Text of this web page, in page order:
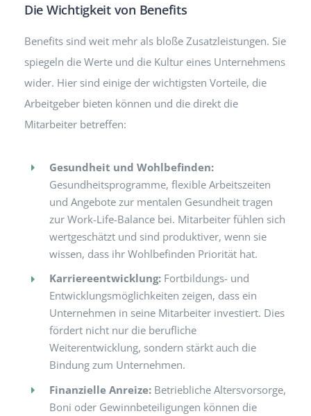
Die Wichtigkeit von Benefits
Benefits sind weit mehr als bloße Zusatzleistungen. Sie
spiegeln die Werte und die Kultur eines Unternehmens
wider. Hier sind einige der wichtigsten Vorteile, die
Arbeitgeber bieten können und die direkt die
Mitarbeiter betreffen:
Gesundheit und Wohlbefinden:
Gesundheitsprogramme, flexible Arbeitszeiten
und Angebote zur mentalen Gesundheit tragen
zur Work-Life-Balance bei. Mitarbeiter fühlen sich
wertgeschätzt und sind produktiver, wenn sie
wissen, dass ihr Wohlbefinden Priorität hat.
Karriereentwicklung:Fortbildungs- und
Entwicklungsmöglichkeiten zeigen, dass ein
Unternehmen in seine Mitarbeiter investiert. Dies
fördert nicht nur die berufliche
Weiterentwicklung, sondern stärkt auch die
Bindung zum Unternehmen.
Finanzielle Anreize:Betriebliche Altersvorsorge,
Boni oder Gewinnbeteiligungen können die